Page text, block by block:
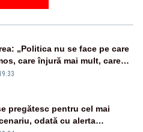
„Politica nu se face pe care
care înjură mai mult, care
ci pe proiecte”
pregătesc pentru cel mai
odată cu alerta